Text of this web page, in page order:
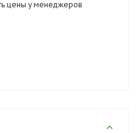
цены у менеджеров